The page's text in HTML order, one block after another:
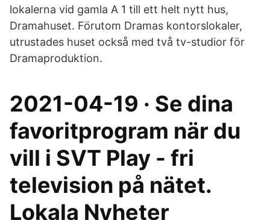
lokalerna vid gamla A 1 till ett helt nytt hus,
Dramahuset. Förutom Dramas kontorslokaler,
utrustades huset också med två tv-studior för
Dramaproduktion.
2021-04-19 · Se dina
favoritprogram när du
vill i SVT Play - fri
television på nätet.
Lokala Nyheter